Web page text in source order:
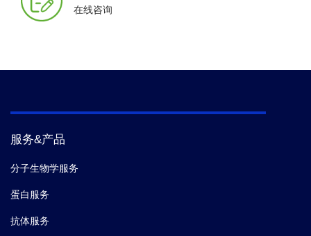
在线咨询
服务&产品
分子生物学服务
蛋白服务
抗体服务